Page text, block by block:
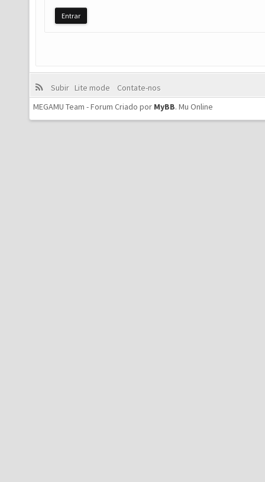
Subir Lite mode
Contate-nos
MEGAMU Team - Forum Criado por MyBB. Mu Online